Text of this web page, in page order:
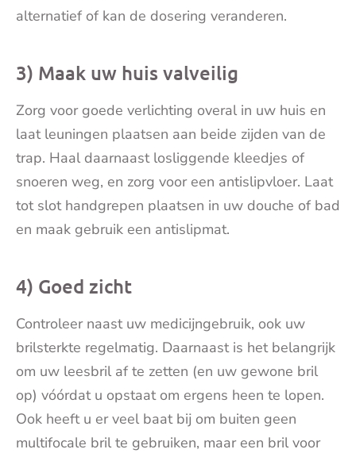
alternatief of kan de dosering veranderen.
3) Maak uw huis valveilig
Zorg voor goede verlichting overal in uw huis en
laat leuningen plaatsen aan beide zijden van de
trap. Haal daarnaast losliggende kleedjes of
snoeren weg, en zorg voor een antislipvloer. Laat
tot slot handgrepen plaatsen in uw douche of bad
en maak gebruik een antislipmat.
4) Goed zicht
Controleer naast uw medicijngebruik, ook uw
brilsterkte regelmatig. Daarnaast is het belangrijk
om uw leesbril af te zetten (en uw gewone bril
op) vóórdat u opstaat om ergens heen te lopen.
Ook heeft u er veel baat bij om buiten geen
multifocale bril te gebruiken, maar een bril voor